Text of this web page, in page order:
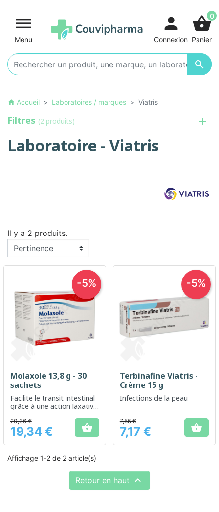

Menu

person
Connexion
shopping_basket0
Panier
home Accueil Laboratoires / marques Viatris
Filtres (2 produits)
Laboratoire - Viatris
Il y a 2 produits.
Molaxole 13,8 g - 30
sachets
Facilite le transit intestinal
grâce à une action laxative
Prix
20,36 €
19,34 € 
-5%
Terbinafine Viatris -
Crème 15 g
Infections de la peau
Prix
7,55 €
7,17 € 
-5%
Affichage 1-2 de 2 article(s)
Retour en haut 